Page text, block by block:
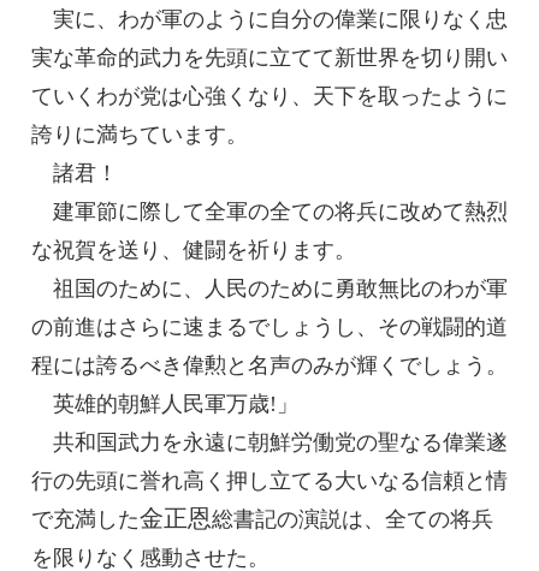
実に、わが軍のように自分の偉業に限りなく忠
実な革命的武力を先頭に立てて新世界を切り開い
ていくわが党は心強くなり、天下を取ったように
誇りに満ちています。
諸君！
建軍節に際して全軍の全ての将兵に改めて熱烈
な祝賀を送り、健闘を祈ります。
祖国のために、人民のために勇敢無比のわが軍
の前進はさらに速まるでしょうし、その戦闘的道
程には誇るべき偉勲と名声のみが輝くでしょう。
英雄的朝鮮人民軍万歳!」
共和国武力を永遠に朝鮮労働党の聖なる偉業遂
行の先頭に誉れ高く押し立てる大いなる信頼と情
で充満した金正恩総書記の演説は、全ての将兵
を限りなく感動させた。